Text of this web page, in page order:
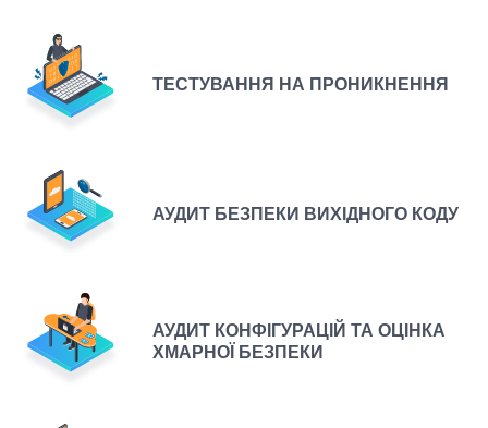
ТЕСТУВАННЯ НА ПРОНИКНЕННЯ
АУДИТ БЕЗПЕКИ ВИХІДНОГО КОДУ
АУДИТ КОНФІГУРАЦІЙ ТА ОЦІНКА
ХМАРНОЇ БЕЗПЕКИ